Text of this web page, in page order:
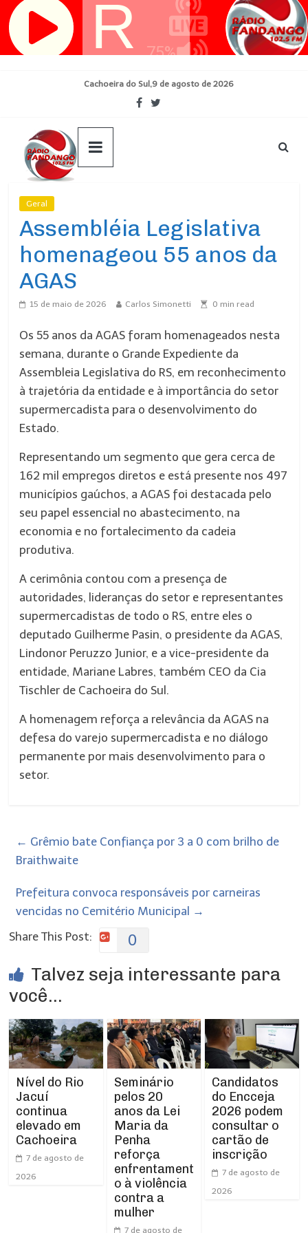
Pular
para
Cachoeira do Sul,9 de agosto de 2026
Geral
Assembléia Legislativa
homenageou 55 anos da
AGAS
15 de maio de 2026 Carlos Simonetti 0 min read
Os 55 anos da AGAS foram homenageados nesta
semana, durante o Grande Expediente da
Assembleia Legislativa do RS, em reconhecimento
à trajetória da entidade e à importância do setor
supermercadista para o desenvolvimento do
Estado.
Representando um segmento que gera cerca de
162 mil empregos diretos e está presente nos 497
municípios gaúchos, a AGAS foi destacada pelo
seu papel essencial no abastecimento, na
economia e no fortalecimento da cadeia
produtiva.
A cerimônia contou com a presença de
autoridades, lideranças do setor e representantes
supermercadistas de todo o RS, entre eles o
deputado Guilherme Pasin, o presidente da AGAS,
Lindonor Peruzzo Junior, e a vice-presidente da
entidade, Mariane Labres, também CEO da Cia
Tischler de Cachoeira do Sul.
A homenagem reforça a relevância da AGAS na
defesa do varejo supermercadista e no diálogo
permanente por mais desenvolvimento para o
setor.
← Grêmio bate Confiança por 3 a 0 com brilho de
Braithwaite
Prefeitura convoca responsáveis por carneiras
vencidas no Cemitério Municipal →
Share This Post:
0
Talvez seja interessante para
você...
Nível do Rio
Jacuí
continua
elevado em
Cachoeira
7 de agosto de
2026
Seminário
pelos 20
anos da Lei
Maria da
Penha
reforça
enfrentament
o à violência
contra a
mulher
7 de agosto de
Candidatos
do Encceja
2026 podem
consultar o
cartão de
inscrição
7 de agosto de
2026